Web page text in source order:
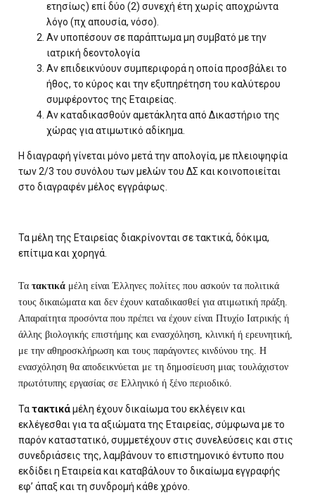
ετησίως) επί δύο (2) συνεχή έτη χωρίς αποχρώντα
λόγο (πχ απουσία, νόσο).
Αν υποπέσουν σε παράπτωμα μη συμβατό με την
ιατρική δεοντολογία
Αν επιδεικνύουν συμπεριφορά η οποία προσβάλει το
ήθος, το κύρος και την εξυπηρέτηση του καλύτερου
συμφέροντος της Εταιρείας.
Αν καταδικασθούν αμετάκλητα από Δικαστήριο της
χώρας για ατιμωτικό αδίκημα.
Η διαγραφή γίνεται μόνο μετά την απολογία, με πλειοψηφία
των 2/3 του συνόλου των μελών του ΔΣ και κοινοποιείται
στο διαγραφέν μέλος εγγράφως.
Τα μέλη της Εταιρείας διακρίνονται σε τακτικά, δόκιμα,
επίτιμα και χορηγά.
Τατακτικά μέλη είναι Έλληνες πολίτες που ασκούν τα πολιτικά
τους δικαιώματα και δεν έχουν καταδικασθεί για ατιμωτική πράξη.
Απαραίτητα προσόντα που πρέπει να έχουν είναι Πτυχίο Ιατρικής ή
άλλης βιολογικής επιστήμης και ενασχόληση, κλινική ή ερευνητική,
με την αθηροσκλήρωση και τους παράγοντες κινδύνου της. Η
ενασχόληση θα αποδεικνύεται με τη δημοσίευση μιας τουλάχιστον
πρωτότυπης εργασίας σε Ελληνικό ή ξένο περιοδικό.
Τατακτικάμέλη έχουν δικαίωμα του εκλέγειν και
εκλέγεσθαι για τα αξιώματα της Εταιρείας, σύμφωνα με το
παρόν καταστατικό, συμμετέχουν στις συνελεύσεις και στις
συνεδριάσεις της, λαμβάνουν το επιστημονικό έντυπο που
εκδίδει η Εταιρεία και καταβάλουν το δικαίωμα εγγραφής
εφ’ άπαξ και τη συνδρομή κάθε χρόνο.